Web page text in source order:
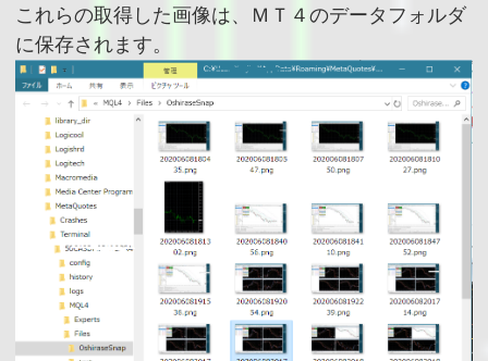
これらの取得した画像は、ＭＴ４のデータフォルダ
に保存されます。